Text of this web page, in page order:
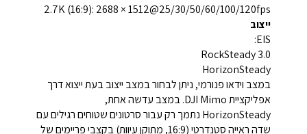
2.7K (16:9): 2688 × 1512@25/30/50/60/100/120fps
ייצוב
EIS:
RockSteady 3.0
HorizonSteady
במצב וידאו פנורמי, ניתן לבחור במצב ייצוב בעת ייצוא דרך
אפליקציית DJI Mimo. במצב עדשה אחת,
HorizonSteady נתמך רק עבור סרטונים שטוחים רגילים עם
שדה ראייה סטנדרטי (16:9, מתוקן עיוות) בקצבי פריימים של